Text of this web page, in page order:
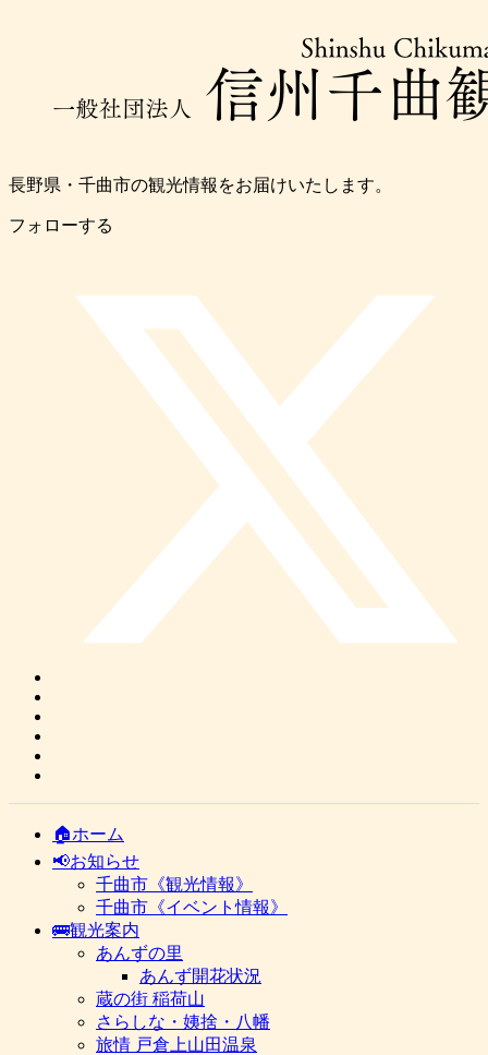
長野県・千曲市の観光情報をお届けいたします。
フォローする
🏠ホーム
📢お知らせ
千曲市《観光情報》
千曲市《イベント情報》
🚌観光案内
あんずの里
あんず開花状況
蔵の街 稲荷山
さらしな・姨捨・八幡
旅情 戸倉上山田温泉